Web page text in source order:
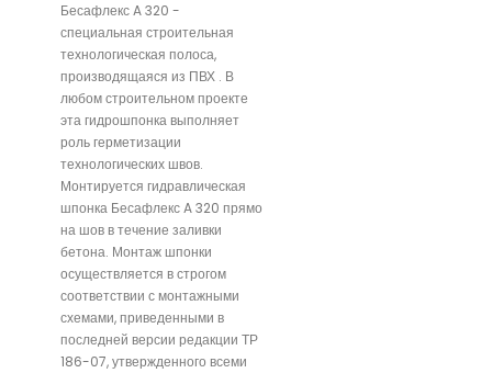
Бесафлекс A 320 -
специальная строительная
технологическая полоса,
производящаяся из ПВХ . В
любом строительном проекте
эта гидрошпонка выполняет
роль герметизации
технологических швов.
Монтируется гидравлическая
шпонка Бесафлекс A 320 прямо
на шов в течение заливки
бетона. Монтаж шпонки
осуществляется в строгом
соответствии с монтажными
схемами, приведенными в
последней версии редакции ТР
186-07, утвержденного всеми